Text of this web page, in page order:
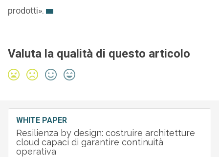
prodotti».
Valuta la qualità di questo articolo
WHITE PAPER
Resilienza by design: costruire architetture
cloud capaci di garantire continuità
operativa